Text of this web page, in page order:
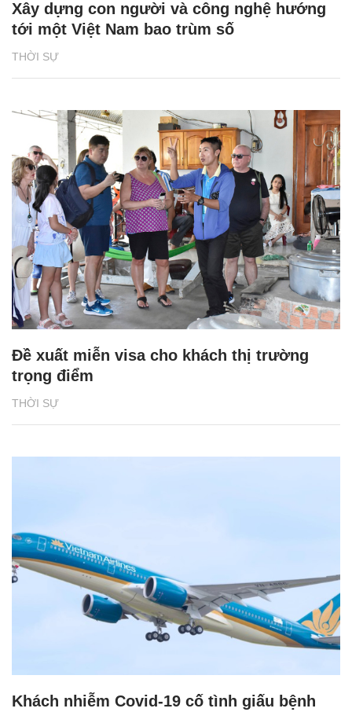
THỜI SỰ
Xây dựng con người và công nghệ hướng
tới một Việt Nam bao trùm số
THỜI SỰ
Đề xuất miễn visa cho khách thị trường
trọng điểm
Khách nhiễm Covid-19 cố tình giấu bệnh